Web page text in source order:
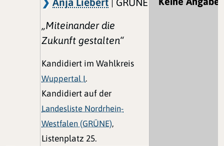
„Miteinander die
Zukunft gestalten“
Kandidiert im Wahlkreis
Wuppertal I.
Kandidiert auf der
Landesliste Nordrhein-
Westfalen (GRÜNE),
Listenplatz 25.